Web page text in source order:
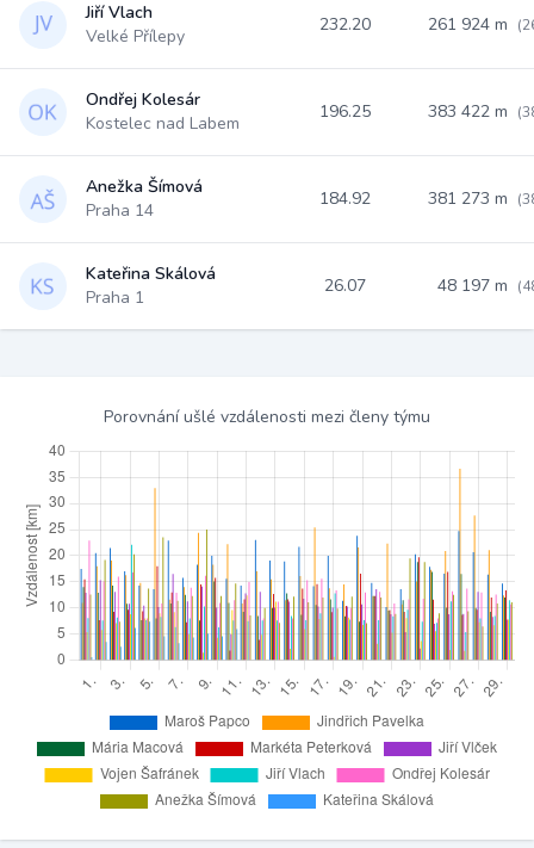
Jiří Vlach
Velké Přílepy
232.20 261 924 m
Ondřej Kolesár
Kostelec nad Labem
196.25 383 422 m
Anežka Šímová
Praha 14
184.92 381 273 m
Kateřina Skálová
Praha 1
26.07 48 197 m
Porovnání ušlé vzdálenosti mezi členy týmu